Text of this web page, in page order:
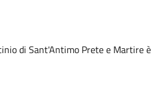
di Sant'Antimo Prete e Martire è